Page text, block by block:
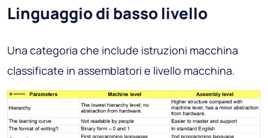
Linguaggio di basso livello
Una categoria che include istruzioni macchina
classificate in assemblatori e livello macchina.